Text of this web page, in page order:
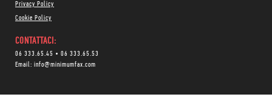
Privacy Policy
Cookie Policy
CONTATTACI:
06 333.65.45 • 06 333.65.53
Email: info@minimumfax.com